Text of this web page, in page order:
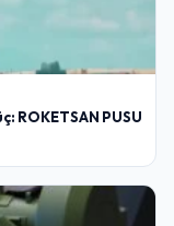
ROKETSAN PUSU